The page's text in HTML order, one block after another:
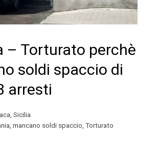
– Torturato perchè
soldi spaccio di
arresti
, Sicilia
, mancano soldi spaccio, Torturato